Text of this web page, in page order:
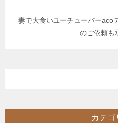
妻で大食いユーチューバーaco
のご依頼も
カテゴ